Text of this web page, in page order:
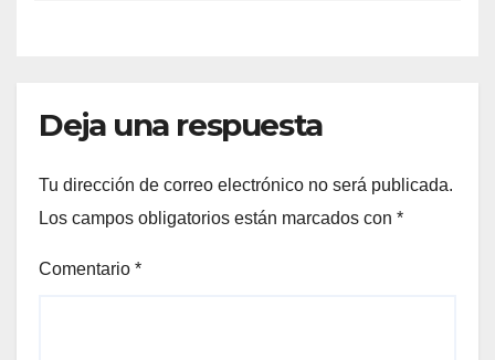
Deja una respuesta
Tu dirección de correo electrónico no será publicada.
Los campos obligatorios están marcados con *
Comentario *